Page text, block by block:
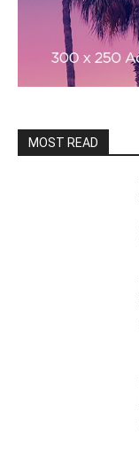
MOST READ